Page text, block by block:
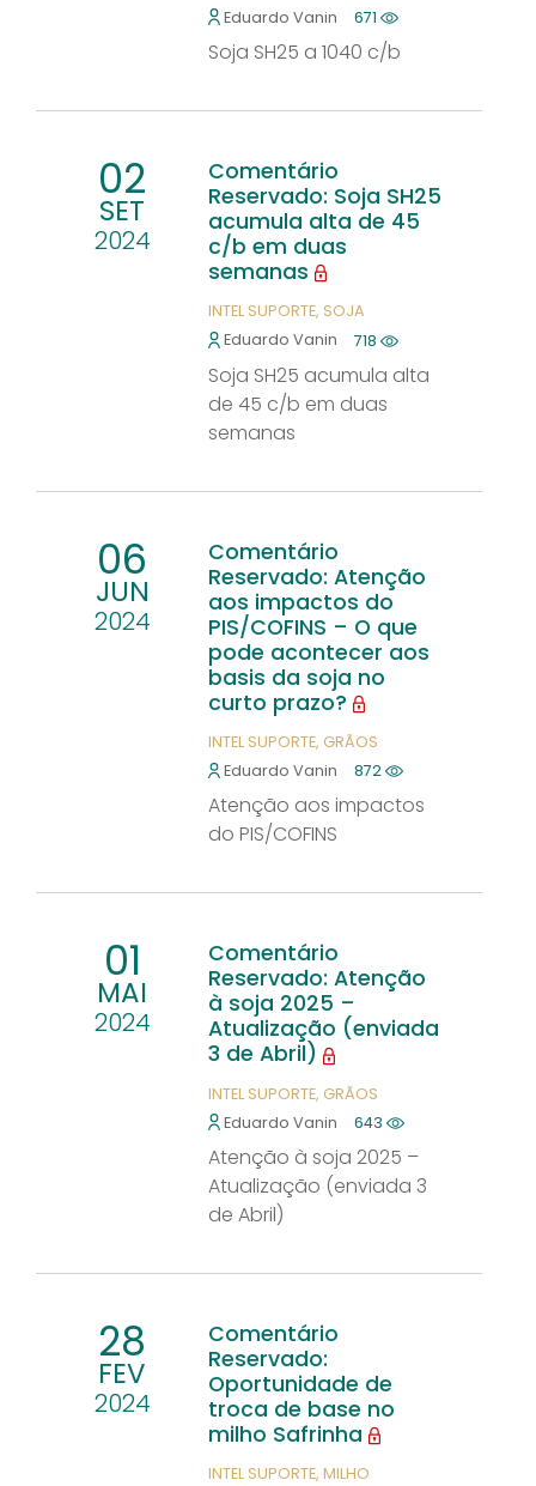
Eduardo Vanin
671
Soja SH25 a 1040 c/b
02
SET
2024
Comentário
Reservado: Soja SH25
acumula alta de 45
c/b em duas
semanas
INTEL SUPORTE SOJA
Eduardo Vanin
718
Soja SH25 acumula alta
de 45 c/b em duas
semanas
06
JUN
2024
Comentário
Reservado: Atenção
aos impactos do
PIS/COFINS – O que
pode acontecer aos
basis da soja no
curto prazo?
INTEL SUPORTE GRÃOS
Eduardo Vanin
872
Atenção aos impactos
do PIS/COFINS
01
MAI
2024
Comentário
Reservado: Atenção
à soja 2025 –
Atualização (enviada
3 de Abril)
INTEL SUPORTE GRÃOS
Eduardo Vanin
643
Atenção à soja 2025 –
Atualização (enviada 3
de Abril)
28
FEV
2024
Comentário
Reservado:
Oportunidade de
troca de base no
milho Safrinha
INTEL SUPORTE MILHO